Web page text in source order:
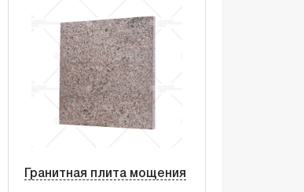
Гранитная плита мощения